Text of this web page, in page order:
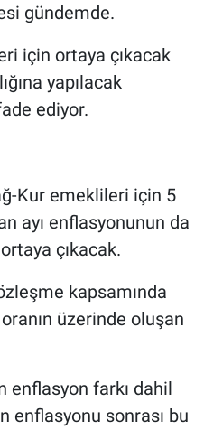
gündemde.
için ortaya çıkacak
yapılacak
ediyor.
Kur emeklileri için 5
ayı enflasyonunun da
çıkacak.
kapsamında
üzerinde oluşan
farkı dahil
enflasyonu sonrası bu